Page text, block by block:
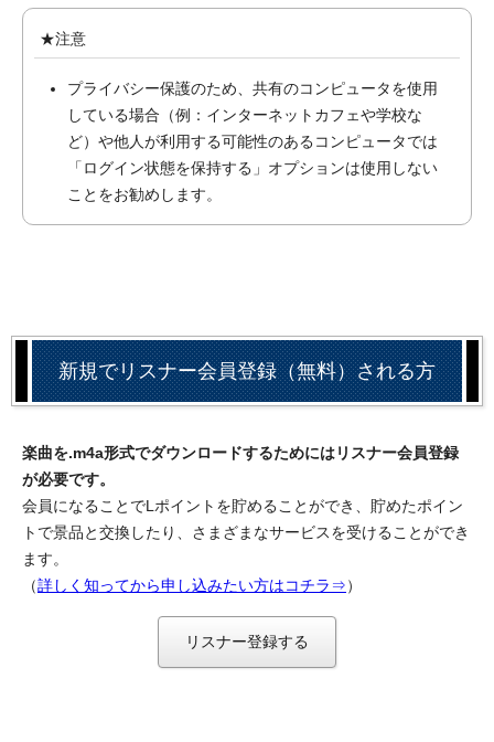
★注意
プライバシー保護のため、共有のコンピュータを使用
している場合（例：インターネットカフェや学校な
ど）や他人が利用する可能性のあるコンピュータでは
「ログイン状態を保持する」オプションは使用しない
ことをお勧めします。
新規でリスナー会員登録（無料）される方
楽曲を.m4a形式でダウンロードするためにはリスナー会員登録
が必要です。
会員になることでLポイントを貯めることができ、貯めたポイン
トで景品と交換したり、さまざまなサービスを受けることができ
ます。
（詳しく知ってから申し込みたい方はコチラ⇒）
リスナー登録する